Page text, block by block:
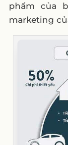
phẩm của
marketing